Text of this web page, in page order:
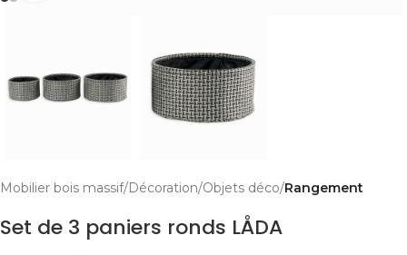
Mobilier bois massif Décoration Objets déco Rangement
Set de 3 paniers ronds LÅDA